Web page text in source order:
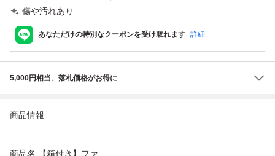
傷や汚れあり
あなただけの特別なクーポンを受け取れます 詳細
5,000円相当、落札価格がお得に
商品情報
商品名 【箱付き】ファ...